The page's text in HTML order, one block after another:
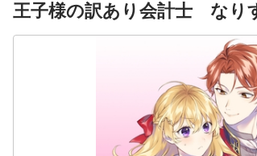
王子様の訳あり会計士 なり